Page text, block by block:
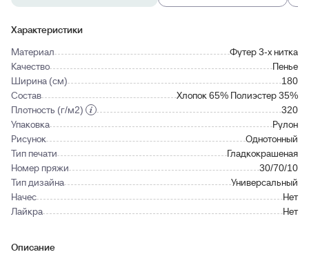
Характеристики
Материал
Футер 3-х нитка
Качество
Пенье
Ширина (см)
180
Состав
Хлопок 65% Полиэстер 35%
Плотность (г/м2)
320
Упаковка
Рулон
Рисунок
Однотонный
Тип печати
Гладкокрашеная
Номер пряжи
30/70/10
Тип дизайна
Универсальный
Начес
Нет
Лайкра
Нет
Описание